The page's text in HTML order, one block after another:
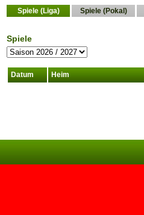
Spiele (Liga) Spiele (Pokal)
Spiele
Datum Heim